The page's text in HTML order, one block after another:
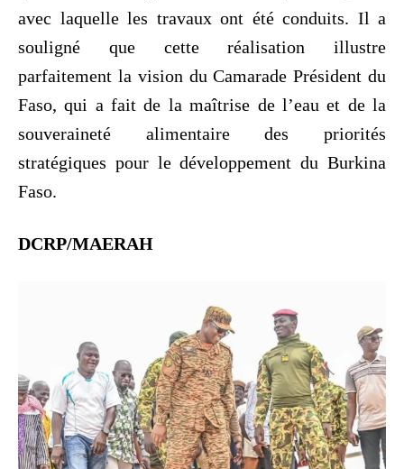
avec laquelle les travaux ont été conduits. Il a
souligné que cette réalisation illustre
parfaitement la vision du Camarade Président du
Faso, qui a fait de la maîtrise de l’eau et de la
souveraineté alimentaire des priorités
stratégiques pour le développement du Burkina
Faso.
DCRP/MAERAH